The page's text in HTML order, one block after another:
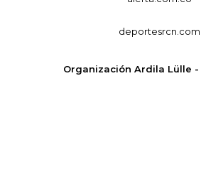
deportesrcn.com
Organización Ardila Lülle -